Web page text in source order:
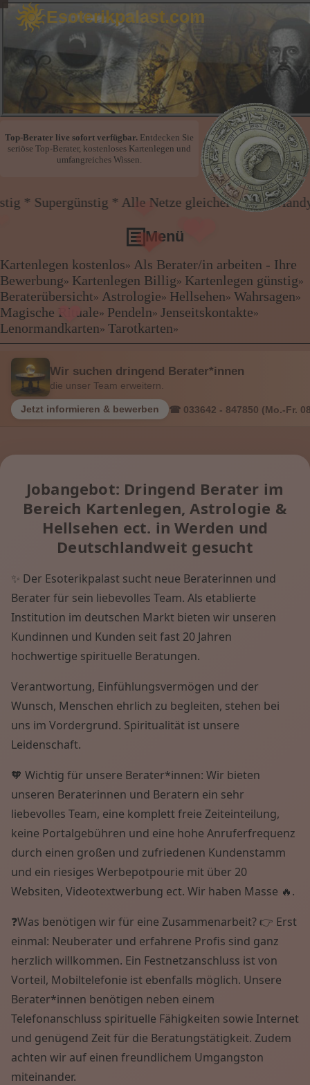
❤
❤
❤
❤
❤
❤
Esoterikpalast.com
Top-Berater live sofort verfügbar.Entdecken Sie
seriöse Top-Berater, kostenloses Kartenlegen und
umfangreiches Wissen.
* Alle Netze gleicher Preis * Handy und
Menü
Kartenlegen kostenlos
Als Berater/in arbeiten - Ihre Bewerbung
Kartenlegen Billig
Kartenlegen günstig
Beraterübersicht
Astrologie
Hellsehen
Wahrsagen
Magische Rituale
Pendeln
Lenormandkarten
Menü: Beraterübersicht Kategorien
Menü: Kartenlegen kostenlos, Jobs,
Wissen von A - Z
Kartenlegen kostenlos» Als Berater/in arbeiten - Ihre
Bewerbung» Kartenlegen Billig» Kartenlegen günstig»
Beraterübersicht» Astrologie» Hellsehen» Wahrsagen»
Magische Rituale» Pendeln» Jenseitskontakte»
Lenormandkarten» Tarotkarten»
Wir suchen dringend Berater*innen
die unser Team erweitern.
Jetzt informieren & bewerben ☎ 033642 - 847850 (Mo.-Fr.
Jobangebot: Dringend Berater im
Bereich Kartenlegen, Astrologie &
Hellsehen ect. in Werden und
Deutschlandweit gesucht
✨ Der Esoterikpalast sucht neue Beraterinnen und
Berater für sein liebevolles Team. Als etablierte
Institution im deutschen Markt bieten wir unseren
Kundinnen und Kunden seit fast 20 Jahren
hochwertige spirituelle Beratungen.
Verantwortung, Einfühlungsvermögen und der
Wunsch, Menschen ehrlich zu begleiten, stehen bei
uns im Vordergrund. Spiritualität ist unsere
Leidenschaft.
🧡 Wichtig für unsere Berater*innen: Wir bieten
unseren Beraterinnen und Beratern ein sehr
liebevolles Team, eine komplett freie Zeiteinteilung,
keine Portalgebühren und eine hohe Anruferfrequenz
durch einen großen und zufriedenen Kundenstamm
und ein riesiges Werbepotpourie mit über 20
Websiten, Videotextwerbung ect. Wir haben Masse 🔥.
❓Was benötigen wir für eine Zusammenarbeit? 👉 Erst
einmal: Neuberater und erfahrene Profis sind ganz
herzlich willkommen. Ein Festnetzanschluss ist von
Vorteil, Mobiltelefonie ist ebenfalls möglich. Unsere
Berater*innen benötigen neben einem
Telefonanschluss spirituelle Fähigkeiten sowie Internet
und genügend Zeit für die Beratungstätigkeit. Zudem
achten wir auf einen freundlichem Umgangston
miteinander.